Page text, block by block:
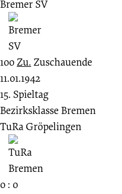
Bremer SV
100Zu. Zuschauende
11.01.1942
15. Spieltag
Bezirksklasse Bremen
TuRa Gröpelingen
0 : 0